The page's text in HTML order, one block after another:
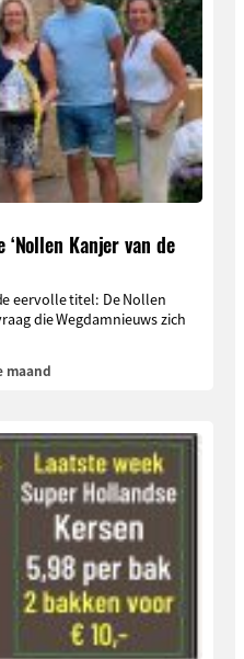
Kanjer van de
eervolle titel: De Nollen
die Wegdamnieuws zich
maand